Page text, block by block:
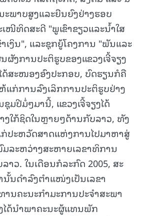
ະພາບສູງແລະຍືນຍົງຢ່າງຮອບ
ໜີທິດສະດີ "ພູເຂົາຂຽວແລະນ້ຳໃສ
ເງິນ", ແລະຊຸກຍູ້ໂຄງການ "ພັນແລະ
ງການປະຕິຮູບຂອງແຂວງເຈີ້ຈຽງ
ດ້ສະໜອງອົງປະກອບ, ບົດຮຽນກໍຄື
ແກ່ການລົງເລິກການປະຕິຮູບຢ່າງ
ມປີມໍ່ໆມານີ້, ແຂວງເຈີ້ຈຽງໄດ້
ງໃກ້ຊິດໃນຫຼາຍໆດ້ານກັບລາວ, ທັງ
ປະຫວັດສາດແຫ່ງການໄປມາຫາສູ່
ະຫວ່າງສະຫາຍເລຂາທິການ
ວ. ໃນເດືອນກໍລະກົດ 2005, ສະ
ນັ້ນດຳລົງຕຳແໜ່ງເປັນເລຂາ
ານຄະນະກຳມະການປະຈຳສະພາ
ໄດ້ນຳພາຄະນະຜູ້ແທນພັກ